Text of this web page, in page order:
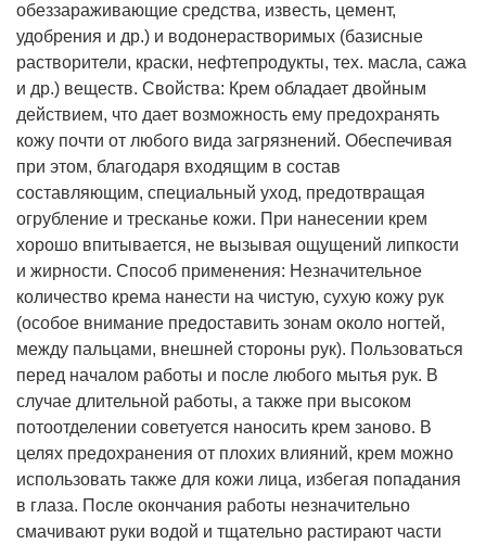
обеззараживающие средства, известь, цемент,
удобрения и др.) и водонерастворимых (базисные
растворители, краски, нефтепродукты, тех. масла, сажа
и др.) веществ. Свойства: Крем обладает двойным
действием, что дает возможность ему предохранять
кожу почти от любого вида загрязнений. Обеспечивая
при этом, благодаря входящим в состав
составляющим, специальный уход, предотвращая
огрубление и тресканье кожи. При нанесении крем
хорошо впитывается, не вызывая ощущений липкости
и жирности. Способ применения: Незначительное
количество крема нанести на чистую, сухую кожу рук
(особое внимание предоставить зонам около ногтей,
между пальцами, внешней стороны рук). Пользоваться
перед началом работы и после любого мытья рук. В
случае длительной работы, а также при высоком
потоотделении советуется наносить крем заново. В
целях предохранения от плохих влияний, крем можно
использовать также для кожи лица, избегая попадания
в глаза. После окончания работы незначительно
смачивают руки водой и тщательно растирают части